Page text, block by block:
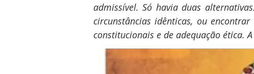
admissível. Só havia duas
circunstâncias idênticas, ou
constitucionais e de adequação ética.